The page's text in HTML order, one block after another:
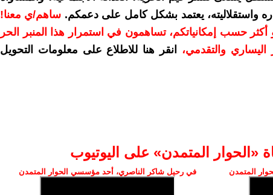
واستقلاليته، يعتمد بشكل كامل على دعمكم. ساهم/ي معنا!
سنويًا أو أكثر حسب إمكانياتكم، تساهمون في استمرار هذا المنبر الحر
اليساري والتقدمي،
انقر هنا للاطلاع على معلومات التحويل
‫«الحوار المتمدن» على اليوتيوب
المتمدن في رحيل شاكر الناصري، أحد مؤسسي الحوار المتمدن